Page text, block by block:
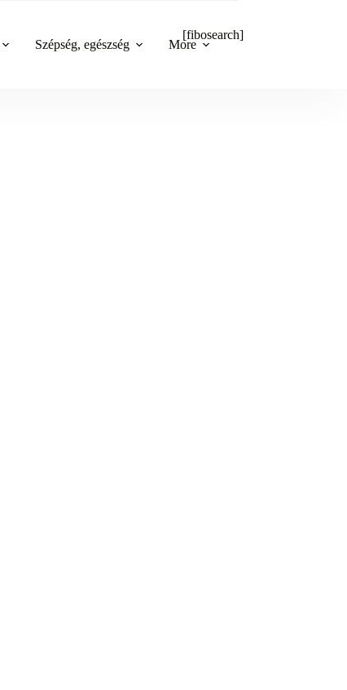
Szépség, egészség More
[fibosearch]